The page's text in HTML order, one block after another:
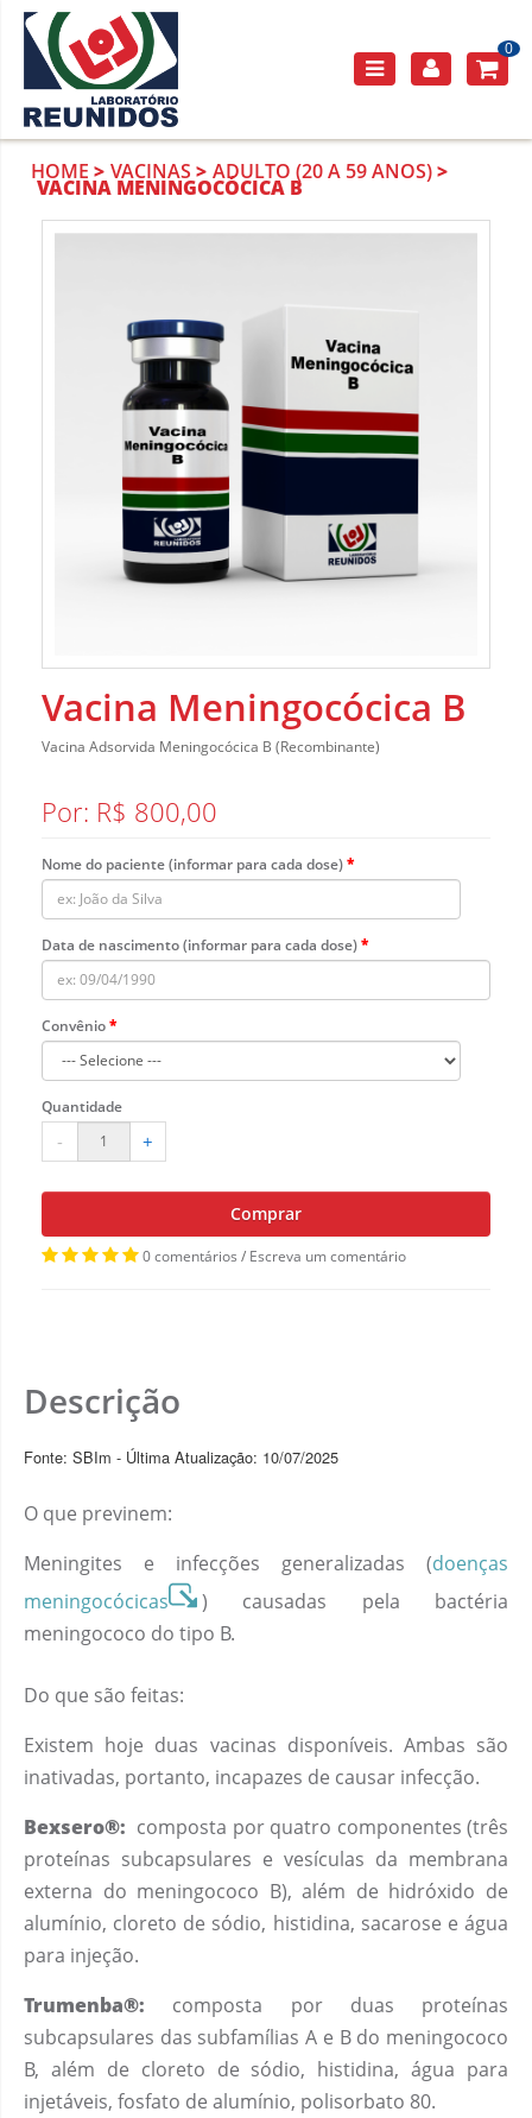
0
HOME VACINAS ADULTO (20 A 59 ANOS)
VACINA MENINGOCÓCICA B
Vacina Meningocócica B
Vacina Adsorvida Meningocócica B (Recombinante)
Por: R$ 800,00
Nome do paciente (informar para cada dose)
Data de nascimento (informar para cada dose)
Convênio
Quantidade
- +
Comprar
0 comentários / Escreva um comentário
Descrição
Fonte: SBIm - Última Atualização: 10/07/2025
O que previnem:
Meningites e infecções generalizadas (doenças
meningocócicas
) causadas pela bactéria
meningococo do tipo B.
Do que são feitas:
Existem hoje duas vacinas disponíveis. Ambas são
inativadas, portanto, incapazes de causar infecção.
Bexsero®: composta por quatro componentes (três
proteínas subcapsulares e vesículas da membrana
externa do meningococo B), além de hidróxido de
alumínio, cloreto de sódio, histidina, sacarose e água
para injeção.
Trumenba®: composta por duas proteínas
subcapsulares das subfamílias A e B do meningococo
B, além de cloreto de sódio, histidina, água para
injetáveis, fosfato de alumínio, polisorbato 80.